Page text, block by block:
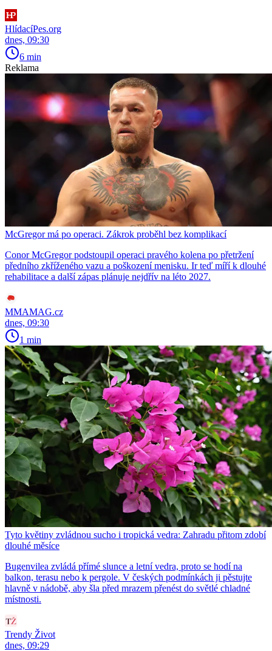
HlídacíPes.org
dnes, 09:30
6 min
Reklama
McGregor má po operaci. Zákrok proběhl bez komplikací
Conor McGregor podstoupil operaci pravého kolena po přetržení
předního zkříženého vazu a poškození menisku. Ir teď míří k dlouhé
rehabilitace a další zápas plánuje nejdřív na léto 2027.
MMAMAG.cz
dnes, 09:30
1 min
Tyto květiny zvládnou sucho i tropická vedra: Zahradu přitom zdobí
dlouhé měsíce
Bugenvilea zvládá přímé slunce a letní vedra, proto se hodí na
balkon, terasu nebo k pergole. V českých podmínkách ji pěstujte
hlavně v nádobě, aby šla před mrazem přenést do světlé chladné
místnosti.
Trendy Život
dnes, 09:29